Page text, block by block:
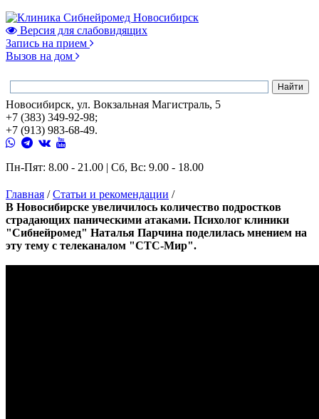
Версия для слабовидящих
Запись на прием
Вызов на дом
Новосибирск, ул. Вокзальная Магистраль, 5
+7 (383) 349-92-98;
+7 (913) 983-68-49.
Пн-Пят: 8.00 - 21.00 | Сб, Вс: 9.00 - 18.00
Главная /Статьи и рекомендации /
В Новосибирске увеличилось количество подростков
страдающих паническими атаками. Психолог клиники
"Сибнейромед" Наталья Парчина поделилась мнением на
эту тему с телеканалом "СТС-Мир".